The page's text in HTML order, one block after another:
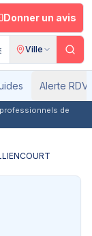
Donner un avis
Ville
Alerte RDV
de